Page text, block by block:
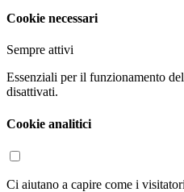
Cookie necessari
Sempre attivi
Essenziali per il funzionamento
disattivati.
Cookie analitici
Ci aiutano a capire come i